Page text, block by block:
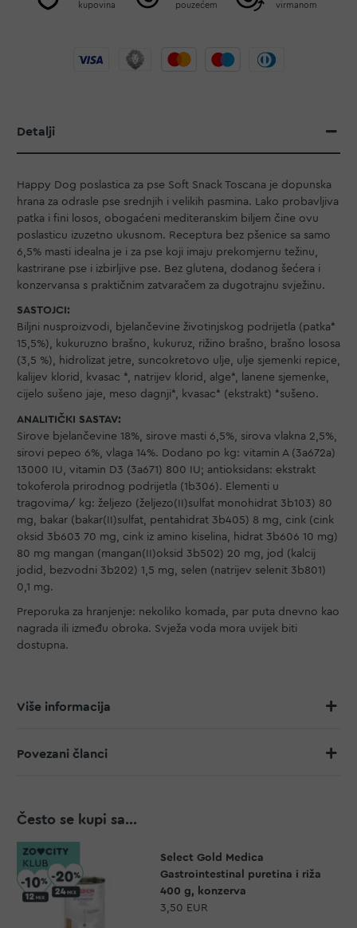
kupovina
pouzećem
virmanom
Detalji
Happy Dog poslastica za pse Soft Snack Toscana je dopunska
hrana za odrasle pse srednjih i velikih pasmina. Lako probavljiva
patka i fini losos, obogaćeni mediteranskim biljem čine ovu
poslasticu izuzetno ukusnom. Receptura bez pšenice sa samo
6,5% masti idealna je i za pse koji imaju prekomjernu težinu,
kastrirane pse i izbirljive pse. Bez glutena, dodanog šećera i
konzervansa s praktičnim zatvaračem za dugotrajnu svježinu.
SASTOJCI:
Biljni nusproizvodi, bjelančevine životinjskog podrijetla (patka*
15,5%), kukuruzno brašno, kukuruz, rižino brašno, brašno lososa
(3,5 %), hidrolizat jetre, suncokretovo ulje, ulje sjemenki repice,
kalijev klorid, kvasac *, natrijev klorid, alge*, lanene sjemenke,
cijelo sušeno jaje, meso dagnji*, kvasac* (ekstrakt) *sušeno.
ANALITIČKI SASTAV:
Sirove bjelančevine 18%, sirove masti 6,5%, sirova vlakna 2,5%,
sirovi pepeo 6%, vlaga 14%. Dodano po kg: vitamin A (3a672a)
13000 IU, vitamin D3 (3a671) 800 IU; antioksidans: ekstrakt
tokoferola prirodnog podrijetla (1b306). Elementi u
tragovima/ kg: željezo (željezo(II)sulfat monohidrat 3b103) 80
mg, bakar (bakar(II)sulfat, pentahidrat 3b405) 8 mg, cink (cink
oksid 3b603 70 mg, cink iz amino kiselina, hidrat 3b606 10 mg)
80 mg mangan (mangan(II)oksid 3b502) 20 mg, jod (kalcij
jodid, bezvodni 3b202) 1,5 mg, selen (natrijev selenit 3b801)
0,1 mg.
Preporuka za hranjenje: nekoliko komada, par puta dnevno kao
nagrada ili između obroka. Svježa voda mora uvijek biti
dostupna.
Više informacija
Povezani članci
Često se kupi sa...
Select Gold Medica
Gastrointestinal puretina i riža
400 g, konzerva
3,50 EUR